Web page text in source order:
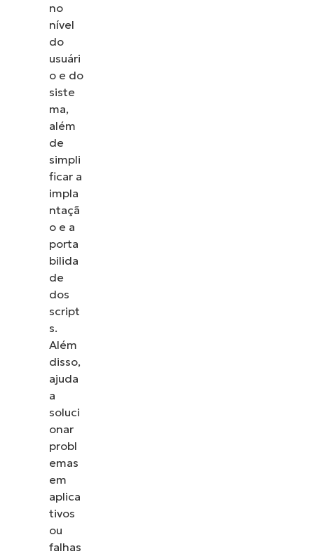
no
nível
do
usuári
o e do
siste
ma,
além
de
simpli
ficar a
impla
ntaçã
o e a
porta
bilida
de
dos
script
s.
Além
disso,
ajuda
a
soluci
onar
probl
emas
em
aplica
tivos
ou
falhas